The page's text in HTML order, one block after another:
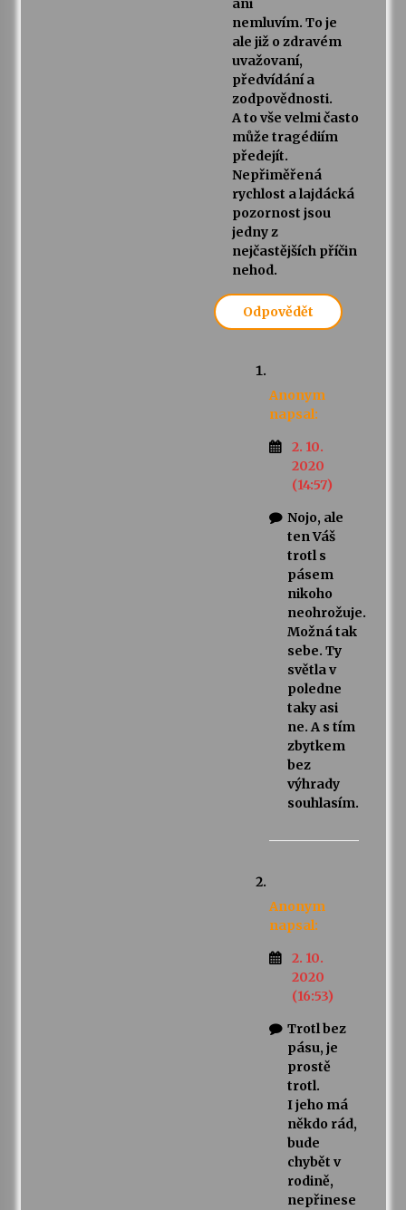
ani
nemluvím. To je
ale již o zdravém
uvažovaní,
předvídání a
zodpovědnosti.
A to vše velmi často
může tragédiím
předejít.
Nepřiměřená
rychlost a lajdácká
pozornost jsou
jedny z
nejčastějších příčin
nehod.
Odpovědět
Anonym
napsal:
2. 10.
2020
(14:57)
Nojo, ale
ten Váš
trotl s
pásem
nikoho
neohrožuje.
Možná tak
sebe. Ty
světla v
poledne
taky asi
ne. A s tím
zbytkem
bez
výhrady
souhlasím.
Anonym
napsal:
2. 10.
2020
(16:53)
Trotl bez
pásu, je
prostě
trotl.
I jeho má
někdo rád,
bude
chybět v
rodině,
nepřinese